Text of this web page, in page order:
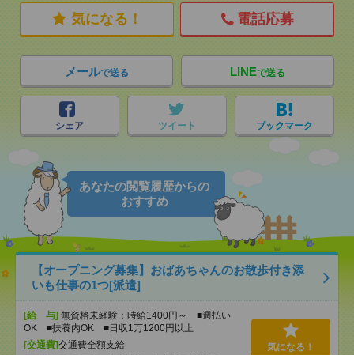
気になる！ 電話応募
メールで送る LINEで送る
シェア ツイート ブックマーク
あなたの閲覧履歴からの
おすすめ
【オープニング募集】おばあちゃんのお散歩付き添
いも仕事の1つ[派遣]
[給 与] 無資格未経験：時給1400円～ ■週払い
OK ■扶養内OK ■日収1万1200円以上
[交通費]交通費全額支給
気になる！